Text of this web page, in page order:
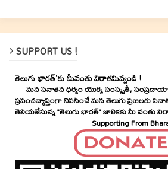
SUPPORT US !
తెలుగు భారత్'కు మీవంతు విరాళమివ్వండి !
----మన సనాతన ధర్మం యొక్క సంస్కృతీ,
ప్రపంచవ్యాప్తంగా నివసించే మన తెలుగు ప్రజలకు
తెలియజేసున్న "తెలుగు భారత్" జాలికకు మీ వంతు
Supporting From